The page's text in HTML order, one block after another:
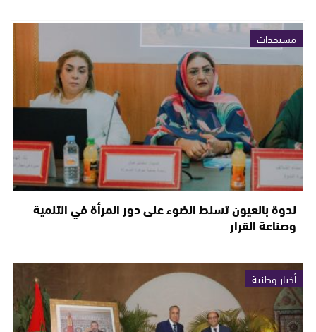
مستجدات
ندوة بالعيون تسلط الضوء على دور المرأة في التنمية
وصناعة القرار
أخبار وطنية